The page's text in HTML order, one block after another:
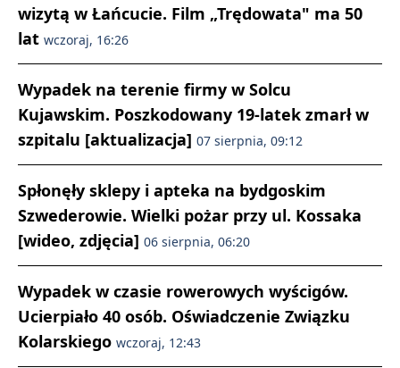
wizytą w Łańcucie. Film „Trędowata" ma 50
lat wczoraj, 16:26
Wypadek na terenie firmy w Solcu
Kujawskim. Poszkodowany 19-latek zmarł w
szpitalu [aktualizacja] 07 sierpnia, 09:12
Spłonęły sklepy i apteka na bydgoskim
Szwederowie. Wielki pożar przy ul. Kossaka
[wideo, zdjęcia] 06 sierpnia, 06:20
Wypadek w czasie rowerowych wyścigów.
Ucierpiało 40 osób. Oświadczenie Związku
Kolarskiego wczoraj, 12:43